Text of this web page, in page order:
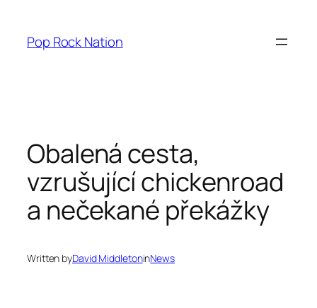
content
Pop Rock Nation
Obalená cesta,
vzrušující chickenroad
a nečekané překážky
Written byDavid MiddletoninNews